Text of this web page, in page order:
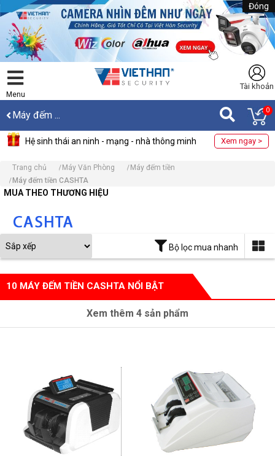
Đóng
Menu
Tài khoản
Máy đếm ... 0
Hệ sinh thái an ninh - mạng - nhà thông minh Xem ngay >
Trang chủ Máy Văn Phòng
Máy đếm tiền
Máy đếm tiền CASHTA
MUA THEO THƯƠNG HIỆU
Bộ lọc mua nhanh
10 MÁY ĐẾM TIỀN CASHTA NỔI BẬT
Xem thêm 4 sản phẩm